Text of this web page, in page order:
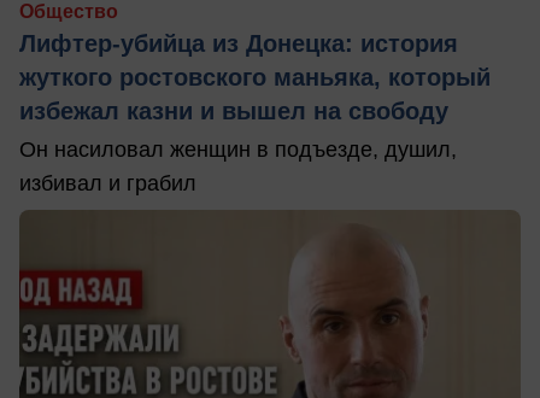
Общество
Лифтер-убийца из Донецка: история
жуткого ростовского маньяка, который
избежал казни и вышел на свободу
Он насиловал женщин в подъезде, душил,
избивал и грабил